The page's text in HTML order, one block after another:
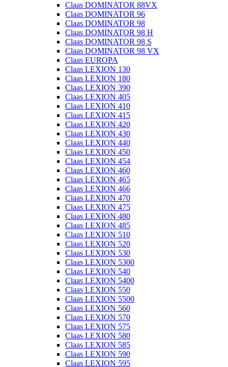
Claas DOMINATOR 88VX
Claas DOMINATOR 96
Claas DOMINATOR 98
Claas DOMINATOR 98 H
Claas DOMINATOR 98 S
Claas DOMINATOR 98 VX
Claas EUROPA
Claas LEXION 130
Claas LEXION 180
Claas LEXION 390
Claas LEXION 405
Claas LEXION 410
Claas LEXION 415
Claas LEXION 420
Claas LEXION 430
Claas LEXION 440
Claas LEXION 450
Claas LEXION 454
Claas LEXION 460
Claas LEXION 465
Claas LEXION 466
Claas LEXION 470
Claas LEXION 475
Claas LEXION 480
Claas LEXION 485
Claas LEXION 510
Claas LEXION 520
Claas LEXION 530
Claas LEXION 5300
Claas LEXION 540
Claas LEXION 5400
Claas LEXION 550
Claas LEXION 5500
Claas LEXION 560
Claas LEXION 570
Claas LEXION 575
Claas LEXION 580
Claas LEXION 585
Claas LEXION 590
Claas LEXION 595